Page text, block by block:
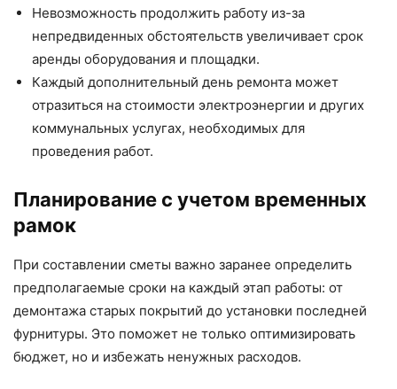
Невозможность продолжить работу из-за
непредвиденных обстоятельств увеличивает срок
аренды оборудования и площадки.
Каждый дополнительный день ремонта может
отразиться на стоимости электроэнергии и других
коммунальных услугах, необходимых для
проведения работ.
Планирование с учетом временных
рамок
При составлении сметы важно заранее определить
предполагаемые сроки на каждый этап работы: от
демонтажа старых покрытий до установки последней
фурнитуры. Это поможет не только оптимизировать
бюджет, но и избежать ненужных расходов.